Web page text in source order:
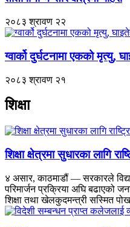
२०८३ श्रावण २२
ग्वार्को दुर्घटनामा एकको मृत्यु,
२०८३ श्रावण २१
शिक्षा
शिक्षा क्षेत्रमा सुधारका लागि
४ असार, काठमाडौं — सरकारले
परिमार्जन प्रक्रिया अघि बढाएको
शिक्षा तथा खेलकुदमन्त्री सस्मित